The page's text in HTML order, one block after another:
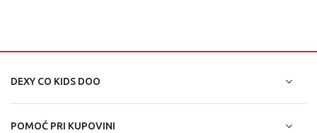
DEXY CO KIDS DOO
POMOĆ PRI KUPOVINI